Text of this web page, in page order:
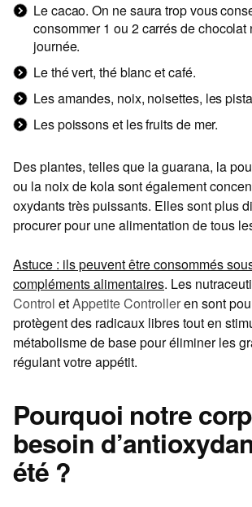
Le cacao. On ne saura trop vous
consommer 1 ou 2 carrés de chocolat
journée.
Le thé vert, thé blanc et café.
Les amandes, noix, noisettes, les
Les poissons et les fruits de mer.
Des plantes, telles que la guarana, la
ou la noix de kola sont également
oxydants très puissants. Elles sont plus
procurer pour une alimentation de tous
Astuce : ils peuvent être consommés
compléments alimentaires. Les
Control etAppetite Controlleren sont
protègent des radicaux libres tout en
métabolisme de base pour éliminer les
régulant votre appétit.
Pourquoi notre
besoin
été ?